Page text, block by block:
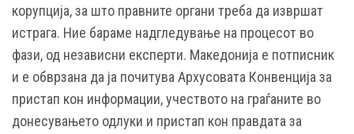
корупција, за што правните органи треба да извршат
истрага. Ние бараме надгледување на процесот во
фази, од независни експерти. Македонија е потписник
и е обврзана да ја почитува Архусовата Конвенција за
пристап кон информации, учеството на граѓаните во
донесувањето одлуки и пристап кон правдата за